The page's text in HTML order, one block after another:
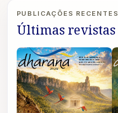
PUBLICAÇÕES RECENTES
Últimas revistas